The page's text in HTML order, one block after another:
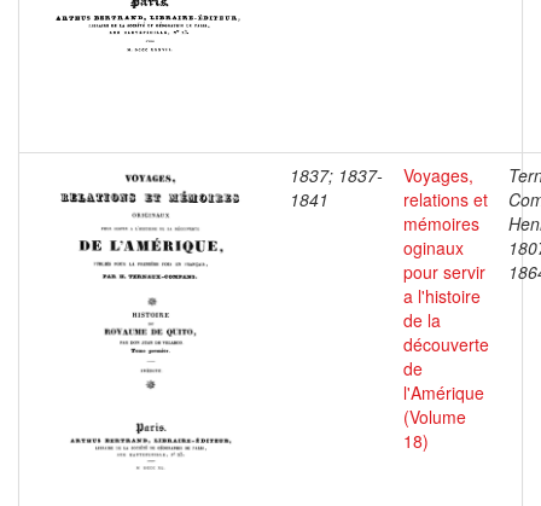
1837; 1837-
1841
Voyages,
relations et
mémoires
oginaux
pour servir
a l'histoire
de la
découverte
de
l'Amérique
(Volume
18)